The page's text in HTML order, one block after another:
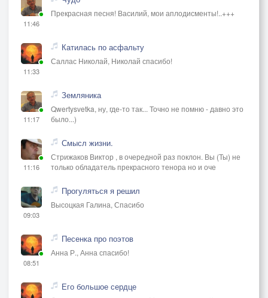
11:46
Прекрасная песня! Василий, мои аплодисменты!..+++
11:33
Катилась по асфальту
Саллас Николай, Николай спасибо!
11:17
Земляника
Qwertysvetka, ну, где-то так... Точно не помню - давно это
было...)
11:16
Смысл жизни.
Стрижаков Виктор , в очередной раз поклон. Вы (Ты) не
только обладатель прекрасного тенора но и оче
09:03
Прогуляться я решил
Высоцкая Галина, Спасибо
08:51
Песенка про поэтов
Анна Р., Анна спасибо!
Его большое сердце